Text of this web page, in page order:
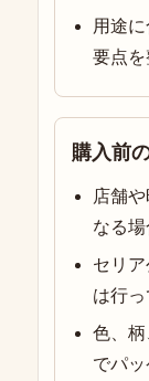
用途
要点を
購入前
店舗
なる場
セリ
は行っ
色、
でパッ